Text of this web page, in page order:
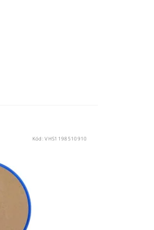
Kód:VHS1198510910